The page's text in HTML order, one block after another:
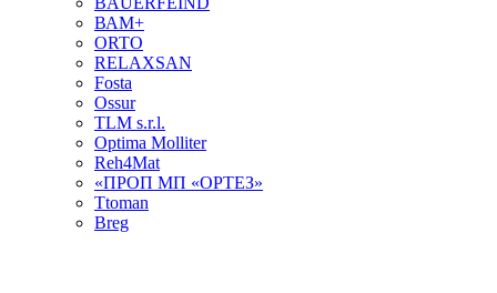
ВАМ+
ORTO
RELAXSAN
Fosta
Ossur
TLM s.r.l.
Optima Molliter
Reh4Mat
«ПРОП МП «ОРТЕЗ»
Ttoman
Breg